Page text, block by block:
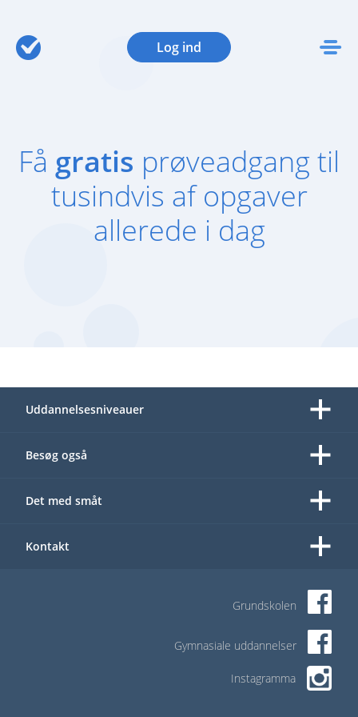
Log ind
Få gratis prøveadgang til
tusindvis af opgaver
allerede i dag
Uddannelsesniveauer
Besøg også
Det med småt
Kontakt
Grundskolen
Gymnasiale uddannelser
Instagramma